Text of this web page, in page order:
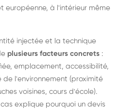
européenne, à l'intérieur même
injectée et la technique
plusieurs facteurs concrets :
emplacement, accessibilité,
l'environnement (proximité
voisines, cours d'école).
explique pourquoi un devis